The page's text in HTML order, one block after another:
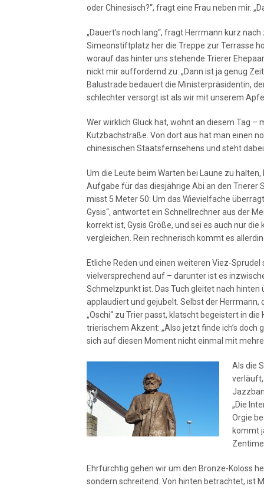
oder Chinesisch?“, fragt eine Frau neben mir.
„Dauert’s noch lang“, fragt Herrmann kurz
Simeonstiftplatz her die Treppe zur Terrasse
worauf das hinter uns stehende Trierer
nickt mir auffordernd zu: „Dann ist ja genug
Balustrade bedauert die Ministerpräsidentin,
schlechter versorgt ist als wir mit unserem
Wer wirklich Glück hat, wohnt an diesem Tag
Kutzbachstraße. Von dort aus hat man einen
chinesischen Staatsfernsehens und steht
Um die Leute beim Warten bei Laune zu
Aufgabe für das diesjährige Abi an den Trierer
misst 5 Meter 50: Um das Wievielfache
Gysis“, antwortet ein Schnellrechner aus der
korrekt ist, Gysis Größe, und sei es auch nur
vergleichen. Rein rechnerisch kommt es
Etliche Reden und einen weiteren Viez-
vielversprechend auf – darunter ist es
Schmelzpunkt ist. Das Tuch gleitet nach
applaudiert und gejubelt. Selbst der
„Oschi“ zu Trier passt, klatscht begeistert in
trierischem Akzent: „Also jetzt finde ich’s doch
sich auf diesen Moment nicht einmal mit
Als die
„Die
Orgie
kommt
Ehrfürchtig gehen wir um den Bronze-Koloss
sondern schreitend. Von hinten betrachtet, ist